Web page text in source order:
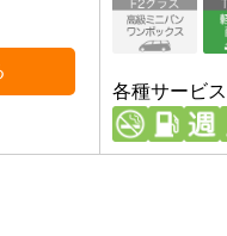
各種サービス